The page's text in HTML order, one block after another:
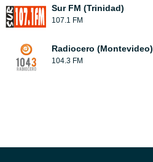
Sur FM (Trinidad)
107.1 FM
Radiocero (Montevideo)
104.3 FM